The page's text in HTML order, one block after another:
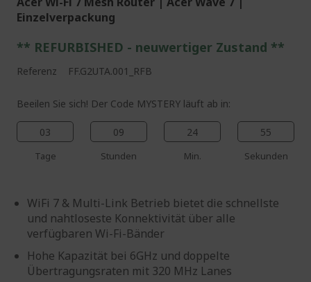
Einzelverpackung
** REFURBISHED - neuwertiger Zustand **
Referenz FF.G2UTA.001_RFB
Beeilen Sie sich! Der Code MYSTERY läuft ab in:
03
Tage
09
Stunden
24
Min.
54
Sekunden
WiFi 7 & Multi-Link Betrieb bietet die schnellste
und nahtloseste Konnektivität über alle
verfügbaren Wi-Fi-Bänder
Hohe Kapazität bei 6GHz und doppelte
Übertragungsraten mit 320 MHz Lanes